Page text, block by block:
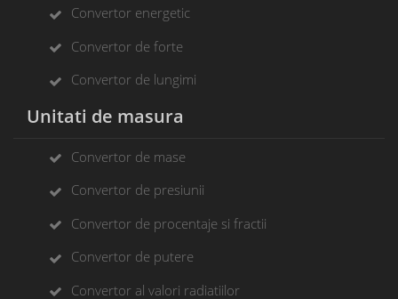
Convertor energetic
Convertor de forte
Convertor de lungimi
Unitati de masura
Convertor de mase
Convertor de presiunii
Convertor de procentaje si fractii
Convertor de putere
Convertor al valori radiatiilor